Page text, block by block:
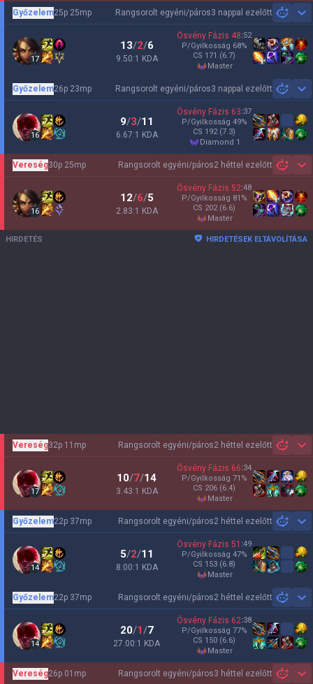
Rangsorolt egyéni/páros3 nappal ezelőtt
Győzelem25p 25mp
17
13/2/6
9.50:1 KDA
Ösvény Fázis 48:52
P/Gyilkosság 68%
CS 171 (6.7)
master
Rangsorolt egyéni/páros3 nappal ezelőtt
Győzelem26p 23mp
16
9/3/11
6.67:1 KDA
Ösvény Fázis 63:37
P/Gyilkosság 49%
CS 192 (7.3)
diamond 1
Rangsorolt egyéni/páros2 héttel ezelőtt
Vereség30p 25mp
16
12/6/5
2.83:1 KDA
Ösvény Fázis 52:48
P/Gyilkosság 81 %
CS 202 (6.6)
master
HIRDETÉS HIRDETÉSEK ELTÁVOLÍTÁSA
Rangsorolt egyéni/páros2 héttel ezelőtt
Vereség32p 11mp
17
10/7/14
3.43:1 KDA
Ösvény Fázis 66:34
P/Gyilkosság 71 %
CS 206 (6.4)
master
Rangsorolt egyéni/páros2 héttel ezelőtt
Győzelem22p 37mp
14
5/2/11
8.00:1 KDA
Ösvény Fázis 51 :49
P/Gyilkosság 47%
CS 153 (6.8)
master
Rangsorolt egyéni/páros2 héttel ezelőtt
Győzelem22p 37mp
14
20/1/7
27.00:1 KDA
Ösvény Fázis 62:38
P/Gyilkosság 77%
CS 150 (6.6)
master
Rangsorolt egyéni/páros3 héttel ezelőtt
Vereség26p 01mp